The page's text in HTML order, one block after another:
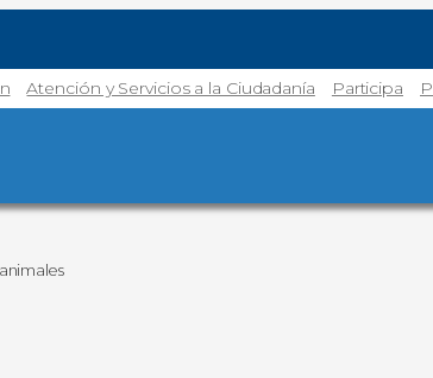
Atención y Servicios a la Ciudadanía Participa